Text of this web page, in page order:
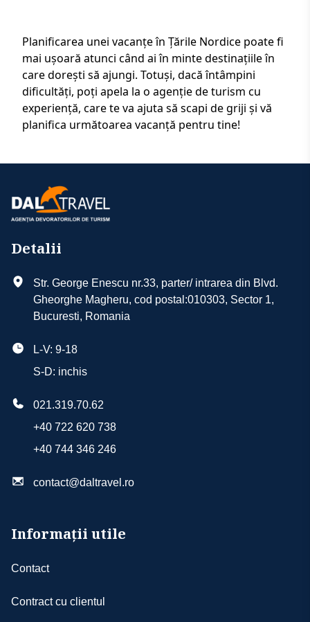
Planificarea unei vacanțe în Țările Nordice poate fi
mai ușoară atunci când ai în minte destinațiile în
care dorești să ajungi. Totuși, dacă întâmpini
dificultăți, poți apela la o agenție de turism cu
experiență, care te va ajuta să scapi de griji și vă
planifica următoarea vacanță pentru tine!
Detalii
Str. George Enescu nr.33, parter/ intrarea din Blvd.
Gheorghe Magheru, cod postal:010303, Sector 1,
Bucuresti, Romania
L-V: 9-18
S-D: inchis
021.319.70.62
+40 722 620 738
+40 744 346 246
contact@daltravel.ro
Informații utile
Contact
Contract cu clientul